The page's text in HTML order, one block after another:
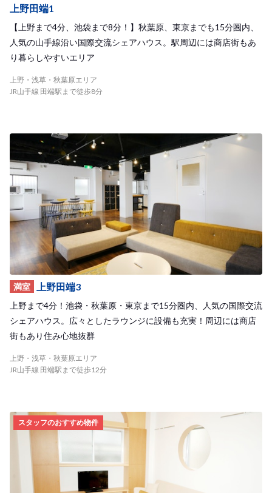
上野田端1
【上野まで4分、池袋まで8分！】秋葉原、東京までも15分圏内、
人気の山手線沿い国際交流シェアハウス。駅周辺には商店街もあ
り暮らしやすいエリア
上野・浅草・秋葉原エリア
JR山手線 田端駅まで徒歩8分
満室 上野田端3
上野まで4分！池袋・秋葉原・東京まで15分圏内、人気の国際交流
シェアハウス。広々としたラウンジに設備も充実！周辺には商店
街もあり住み心地抜群
上野・浅草・秋葉原エリア
JR山手線 田端駅まで徒歩12分
スタッフのおすすめ物件